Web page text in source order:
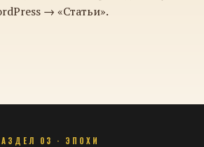
→ «Статьи».
03 · ЭПОХИ